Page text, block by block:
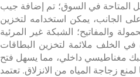
التي تتراوح بين 500-1000 مل المتاحة في السوق؛ تم إضافة جيب
12 سم × 15 سم على الجانب، يمكن استخدامه لتخزين
والمفاتيح؛ الشبكة غير المرئية
الموجودة في الخلف ملائمة لتخزين البطاقات
مغناطيسي داخلي، مما يسهل فتح
زجاجة المياه من الانزلاق. تعتمد